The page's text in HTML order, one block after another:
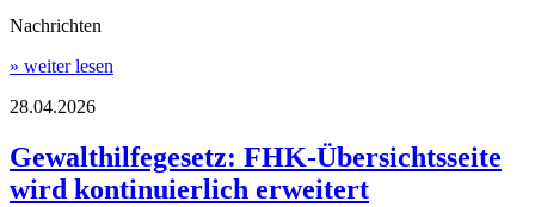
Nachrichten
» weiter lesen
28.04.2026
Gewalthilfegesetz: FHK-Übersichtsseite
wird kontinuierlich erweitert